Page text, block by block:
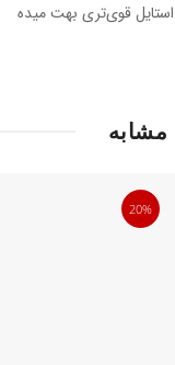
استایل قوی‌تری بهت میده
20%